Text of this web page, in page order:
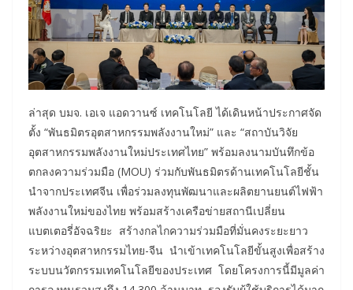
ล่าสุด บมจ. เอเจ แอดวานซ์ เทคโนโลยี ได้เดินหน้าประกาศจัด
ตั้ง “พันธมิตรอุตสาหกรรมพลังงานใหม่” และ “สถาบันวิจัย
อุตสาหกรรมพลังงานใหม่ประเทศไทย” พร้อมลงนามบันทึกข้อ
ตกลงความร่วมมือ (MOU) ร่วมกับพันธมิตรด้านเทคโนโลยีชั้น
นำจากประเทศจีน เพื่อร่วมลงทุนพัฒนาและผลิตยานยนต์ไฟฟ้า
พลังงานใหม่ของไทย พร้อมสร้างเครือข่ายสถานีเปลี่ยน
แบตเตอรี่อัจฉริยะ สร้างกลไกความร่วมมือที่มั่นคงระยะยาว
ระหว่างอุตสาหกรรมไทย-จีน นำเข้าเทคโนโลยีขั้นสูงเพื่อสร้าง
ระบบนวัตกรรมเทคโนโลยีของประเทศ โดยโครงการนี้มีมูลค่า